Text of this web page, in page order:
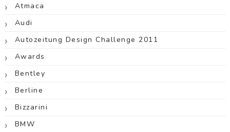
Atmaca
Audi
Autozeitung Design Challenge 2011
Awards
Bentley
Berline
Bizzarini
BMW